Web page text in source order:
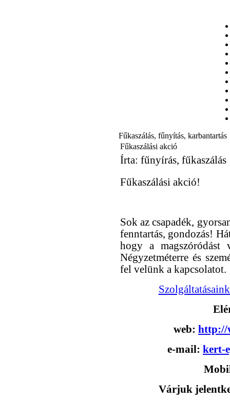
Fűkaszálás, fűnyítás, karbantartás
Fűkaszálási akció
Írta: fűnyírás, fűkaszálás
Fűkaszálási akció!
Sok az csapadék,
fenntartás, gondozás!
hogy a magszóródást
Négyzetméterre és
fel velünk a kapcsolatot.
web: http://
e-mail: kert-
Várjuk